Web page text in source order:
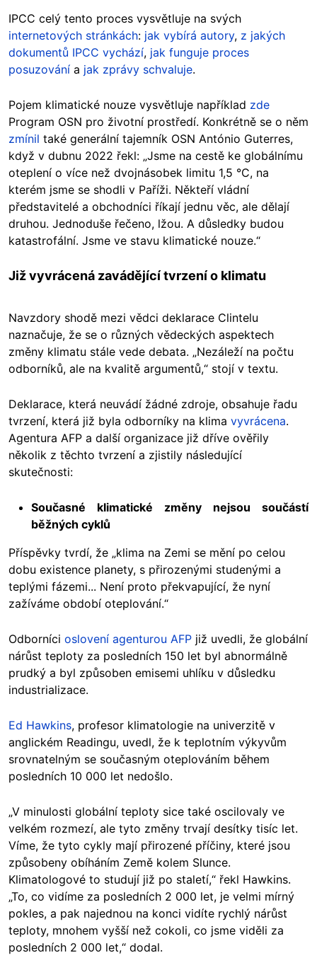
IPCC celý tento proces vysvětluje na svých
internetových stránkách: jak vybírá autory, z jakých
dokumentů IPCC vychází, jak funguje proces
posuzování a jak zprávy schvaluje.
Pojem klimatické nouze vysvětluje například zde
Program OSN pro životní prostředí. Konkrétně se o něm
zmínil také generální tajemník OSN António Guterres,
když v dubnu 2022 řekl: „Jsme na cestě ke globálnímu
oteplení o více než dvojnásobek limitu 1,5 °C, na
kterém jsme se shodli v Paříži. Někteří vládní
představitelé a obchodníci říkají jednu věc, ale dělají
druhou. Jednoduše řečeno, lžou. A důsledky budou
katastrofální. Jsme ve stavu klimatické nouze.“
Již vyvrácená zavádějící tvrzení o klimatu
Navzdory shodě mezi vědci deklarace Clintelu
naznačuje, že se o různých vědeckých aspektech
změny klimatu stále vede debata. „Nezáleží na počtu
odborníků, ale na kvalitě argumentů,“ stojí v textu.
Deklarace, která neuvádí žádné zdroje, obsahuje řadu
tvrzení, která již byla odborníky na klima vyvrácena.
Agentura AFP a další organizace již dříve ověřily
několik z těchto tvrzení a zjistily následující
skutečnosti:
Současné klimatické změny nejsou součástí
běžných cyklů
Příspěvky tvrdí, že „klima na Zemi se mění po celou
dobu existence planety, s přirozenými studenými a
teplými fázemi... Není proto překvapující, že nyní
zažíváme období oteplování.“
Odborníci oslovení agenturou AFP již uvedli, že globální
nárůst teploty za posledních 150 let byl abnormálně
prudký a byl způsoben emisemi uhlíku v důsledku
industrializace.
Ed Hawkins, profesor klimatologie na univerzitě v
anglickém Readingu, uvedl, že k teplotním výkyvům
srovnatelným se současným oteplováním během
posledních 10 000 let nedošlo.
„V minulosti globální teploty sice také oscilovaly ve
velkém rozmezí, ale tyto změny trvají desítky tisíc let.
Víme, že tyto cykly mají přirozené příčiny, které jsou
způsobeny obíháním Země kolem Slunce.
Klimatologové to studují již po staletí,“ řekl Hawkins.
„To, co vidíme za posledních 2 000 let, je velmi mírný
pokles, a pak najednou na konci vidíte rychlý nárůst
teploty, mnohem vyšší než cokoli, co jsme viděli za
posledních 2 000 let,“ dodal.